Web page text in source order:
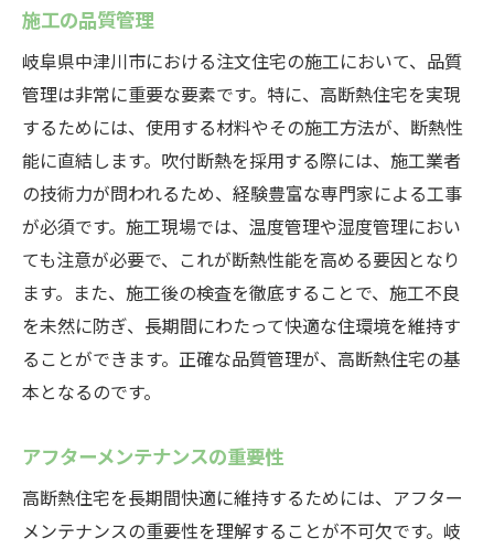
施工の品質管理
岐阜県中津川市における注文住宅の施工において、品質
管理は非常に重要な要素です。特に、高断熱住宅を実現
するためには、使用する材料やその施工方法が、断熱性
能に直結します。吹付断熱を採用する際には、施工業者
の技術力が問われるため、経験豊富な専門家による工事
が必須です。施工現場では、温度管理や湿度管理におい
ても注意が必要で、これが断熱性能を高める要因となり
ます。また、施工後の検査を徹底することで、施工不良
を未然に防ぎ、長期間にわたって快適な住環境を維持す
ることができます。正確な品質管理が、高断熱住宅の基
本となるのです。
アフターメンテナンスの重要性
高断熱住宅を長期間快適に維持するためには、アフター
メンテナンスの重要性を理解することが不可欠です。岐